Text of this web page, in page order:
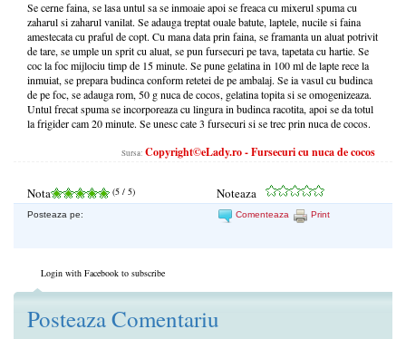
Se cerne faina, se lasa untul sa se inmoaie apoi se freaca cu mixerul spuma cu
zaharul si zaharul vanilat. Se adauga treptat ouale batute, laptele, nucile si faina
amestecata cu praful de copt. Cu mana data prin faina, se framanta un aluat potrivit
de tare, se umple un sprit cu aluat, se pun fursecuri pe tava, tapetata cu hartie. Se
coc la foc mijlociu timp de 15 minute. Se pune gelatina in 100 ml de lapte rece la
inmuiat, se prepara budinca conform retetei de pe ambalaj. Se ia vasul cu budinca
de pe foc, se adauga rom, 50 g nuca de cocos, gelatina topita si se omogenizeaza.
Untul frecat spuma se incorporeaza cu lingura in budinca racotita, apoi se da totul
la frigider cam 20 minute. Se unesc cate 3 fursecuri si se trec prin nuca de cocos.
Sursa: Copyright©eLady.ro - Fursecuri cu nuca de cocos
Nota (5 / 5) Noteaza
Posteaza pe: Comenteaza Print
Login with Facebook to subscribe
Posteaza Comentariu